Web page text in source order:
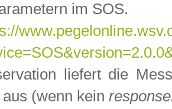
im SOS.
liefert die
(wenn kein